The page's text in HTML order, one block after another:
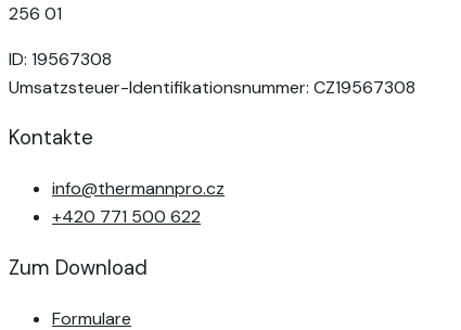
256 01
ID: 19567308
Umsatzsteuer-Identifikationsnummer: CZ19567308
Kontakte
info@thermannpro.cz
+420 771 500 622
Zum Download
Formulare